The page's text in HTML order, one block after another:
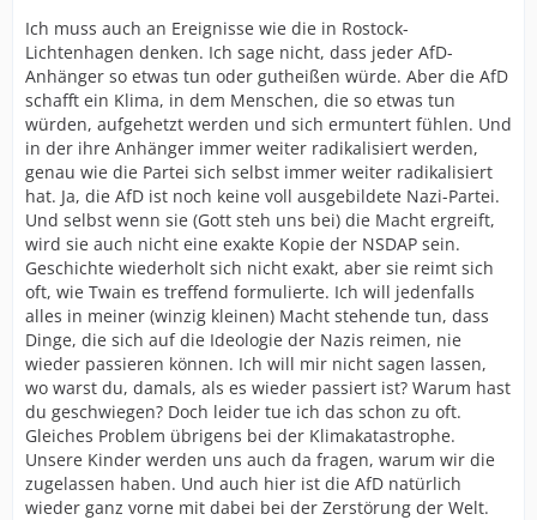
Ich muss auch an Ereignisse wie die in Rostock-
Lichtenhagen denken. Ich sage nicht, dass jeder AfD-
Anhänger so etwas tun oder gutheißen würde. Aber die AfD
schafft ein Klima, in dem Menschen, die so etwas tun
würden, aufgehetzt werden und sich ermuntert fühlen. Und
in der ihre Anhänger immer weiter radikalisiert werden,
genau wie die Partei sich selbst immer weiter radikalisiert
hat. Ja, die AfD ist noch keine voll ausgebildete Nazi-Partei.
Und selbst wenn sie (Gott steh uns bei) die Macht ergreift,
wird sie auch nicht eine exakte Kopie der NSDAP sein.
Geschichte wiederholt sich nicht exakt, aber sie reimt sich
oft, wie Twain es treffend formulierte. Ich will jedenfalls
alles in meiner (winzig kleinen) Macht stehende tun, dass
Dinge, die sich auf die Ideologie der Nazis reimen, nie
wieder passieren können. Ich will mir nicht sagen lassen,
wo warst du, damals, als es wieder passiert ist? Warum hast
du geschwiegen? Doch leider tue ich das schon zu oft.
Gleiches Problem übrigens bei der Klimakatastrophe.
Unsere Kinder werden uns auch da fragen, warum wir die
zugelassen haben. Und auch hier ist die AfD natürlich
wieder ganz vorne mit dabei bei der Zerstörung der Welt.